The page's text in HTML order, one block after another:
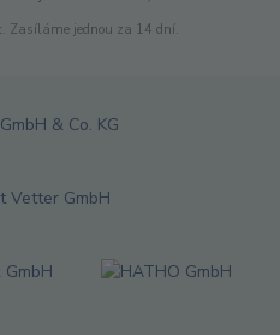
Zasíláme jednou za 14 dní.